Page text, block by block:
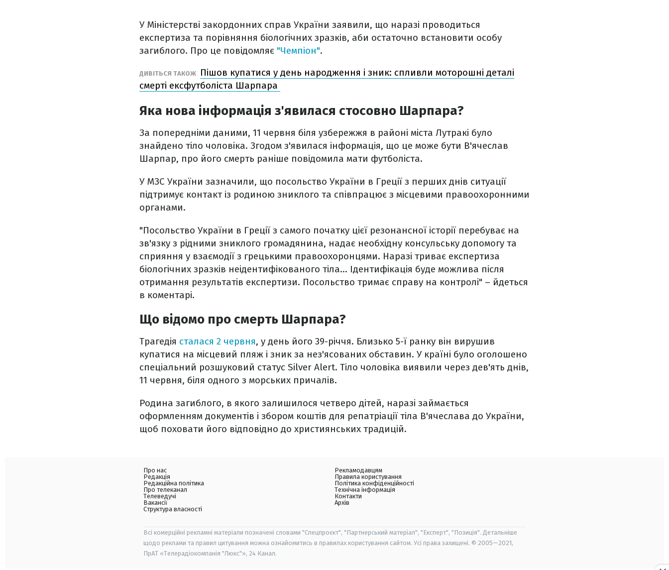
У Міністерстві закордонних справ України заявили, що наразі проводиться
експертиза та порівняння біологічних зразків, аби остаточно встановити особу
загиблого. Про це повідомляє "Чемпіон".
ДИВІТЬСЯ ТАКОЖ
Пішов купатися у день народження і зник: спливли моторошні деталі
смерті ексфутболіста Шарпара
Яка нова інформація з'явилася стосовно Шарпара?
За попередніми даними, 11 червня біля узбережжя в районі міста Лутракі було
знайдено тіло чоловіка. Згодом з'явилася інформація, що це може бути В'ячеслав
Шарпар, про його смерть раніше повідомила мати футболіста.
У МЗС України зазначили, що посольство України в Греції з перших днів ситуації
підтримує контакт із родиною зниклого та співпрацює з місцевими правоохоронними
органами.
"Посольство України в Греції з самого початку цієї резонансної історії перебуває на
зв'язку з рідними зниклого громадянина, надає необхідну консульську допомогу та
сприяння у взаємодії з грецькими правоохоронцями. Наразі триває експертиза
біологічних зразків неідентифікованого тіла… Ідентифікація буде можлива після
отримання результатів експертизи. Посольство тримає справу на контролі" – йдеться
в коментарі.
Що відомо про смерть Шарпара?
Трагедія сталася 2 червня, у день його 39-річчя. Близько 5-ї ранку він вирушив
купатися на місцевий пляж і зник за нез'ясованих обставин. У країні було оголошено
спеціальний розшуковий статус Silver Alert. Тіло чоловіка виявили через дев'ять днів,
11 червня, біля одного з морських причалів.
Родина загиблого, в якого залишилося четверо дітей, наразі займається
оформленням документів і збором коштів для репатріації тіла В'ячеслава до України,
щоб поховати його відповідно до християнських традицій.
Про нас
Редакція
Редакційна політика
Про телеканал
Телеведучі
Вакансії
Структура власності
Рекламодавцям
Правила користування
Політика конфіденційності
Технічна інформація
Контакти
Архів
Всі комерційні рекламні матеріали позначені словами "Спецпроєкт", "Партнерський матеріал", "Експерт", "Позиція". Детальніше
щодо реклами та правил цитування можна ознайомитись в правилах користування сайтом. Усі права захищені. © 2005—2021,
ПрАТ «Телерадіокомпанія "Люкс"», 24 Канал.